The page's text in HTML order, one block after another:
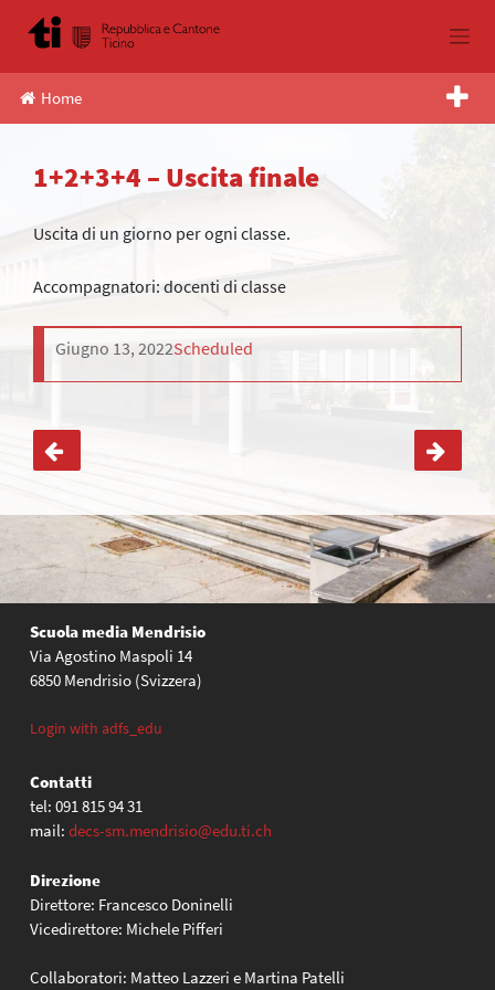
Home
1+2+3+4 – Uscita finale
Uscita di un giorno per ogni classe.
Accompagnatori: docenti di classe
Giugno 13, 2022Scheduled
Navigazione
articoli
Scuola media Mendrisio
Via Agostino Maspoli 14
6850 Mendrisio (Svizzera)
Login with adfs_edu
Contatti
tel: 091 815 94 31
mail: decs-sm.mendrisio@edu.ti.ch
Direzione
Direttore: Francesco Doninelli
Vicedirettore: Michele Pifferi
Collaboratori: Matteo Lazzeri e Martina Patelli